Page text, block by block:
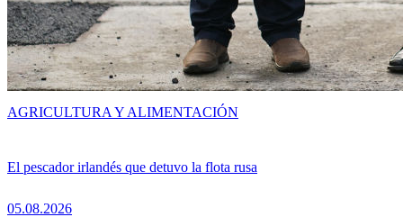
El pescador irlandés que detuvo la flota rusa
05.08.2026
AGRICULTURA Y ALIMENTACIÓN